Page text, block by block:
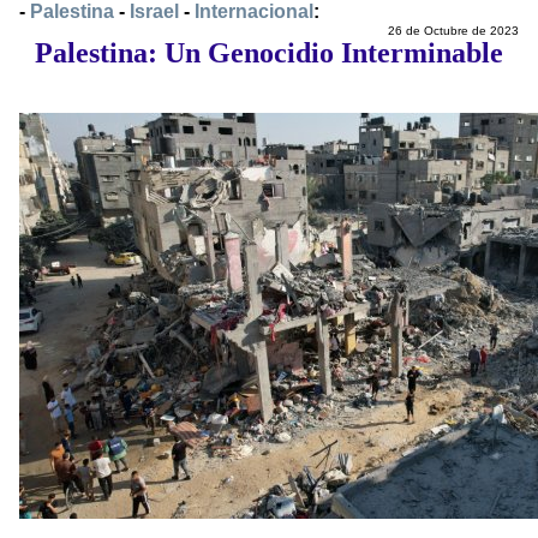
- Palestina - Israel - Internacional :
26 de Octubre de 2023
Palestina: Un Genocidio Interminable